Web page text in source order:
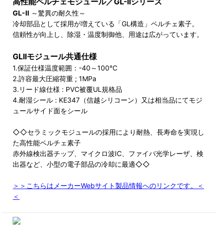
GL-II ～驚異の耐久性～
冷却部品として採用が増えている「GL構造」ペルチェ素子。
信頼性が向上し、除湿・温度制御他、用途は広がっています。
GLIIモジュール共通仕様
1.保証仕様温度範囲：-40～100℃
2.許容最大圧縮荷重 ; 1MPa
3.リード線仕様 : PVC被覆UL規格品
4.耐湿シール : KE347（信越シリコーン）又は相当品にてモジ
ュールサイド面をシール
◇◇セラミックモジュールの採用により耐熱、長寿命を実現し
た高性能ペルチェ素子
赤外線検出器チップ、マイクロ波IC、ファイバ光学レーザ、検
出器など、小型の電子部品の冷却に最適◇◇
＞＞こちらはメーカーWebサイト製品情報へのリンクです。＜
＜